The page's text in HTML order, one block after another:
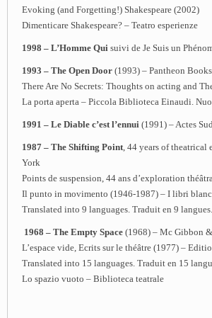
Evoking (and Forgetting!) Shakespeare (2002)
Dimenticare Shakespeare? – Teatro esperienze
1998 – L’Homme Qui suivi de Je Suis un
1993 – The Open Door (1993) – Pantheon
There Are No Secrets: Thoughts on acting and
La porta aperta – Piccola Biblioteca Einaudi.
1991 – Le Diable c’est l’ennui (1991) – Actes
1987 – The Shifting Point, 44 years of theatrical
York
Points de suspension, 44 ans d’exploration
Il punto in movimento (1946-1987) – I libri
Translated into 9 languages. Traduit en 9 langues.
1968 – The Empty Space (1968) – Mc Gibbon
L’espace vide, Ecrits sur le théâtre (1977) –
Translated into 15 languages. Traduit en 15
Lo spazio vuoto – Biblioteca teatrale